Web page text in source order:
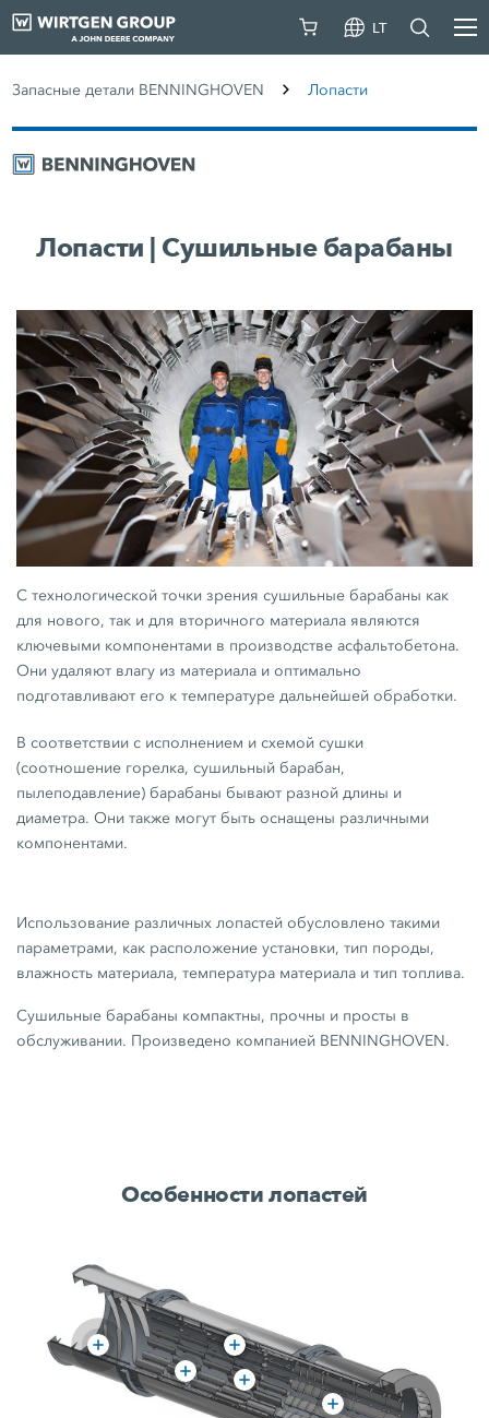
LT
Запасные детали BENNINGHOVEN Лопасти
Лопасти | Сушильные барабаны
С технологической точки зрения сушильные барабаны как
для нового, так и для вторичного материала являются
ключевыми компонентами в производстве асфальтобетона.
Они удаляют влагу из материала и оптимально
подготавливают его к температуре дальнейшей обработки.
В соответствии с исполнением и схемой сушки
(соотношение горелка, сушильный барабан,
пылеподавление) барабаны бывают разной длины и
диаметра. Они также могут быть оснащены различными
компонентами.
Использование различных лопастей обусловлено такими
параметрами, как расположение установки, тип породы,
влажность материала, температура материала и тип топлива.
Сушильные барабаны компактны, прочны и просты в
обслуживании. Произведено компанией BENNINGHOVEN.
Особенности лопастей